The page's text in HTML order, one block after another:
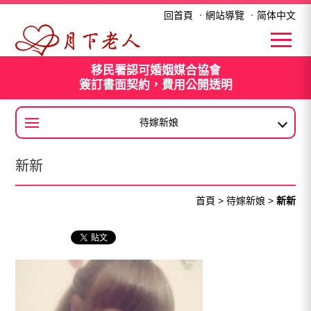
新新
回首頁 ． 網站導覽． 简体中文
移民署認可婚姻媒合協會
簽訂書面契約，費用公開透明
待嫁新娘
大陸新娘
新新
首頁 > 待嫁新娘 > 新新